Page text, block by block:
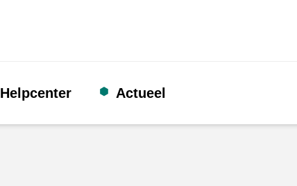
Helpcenter Actueel